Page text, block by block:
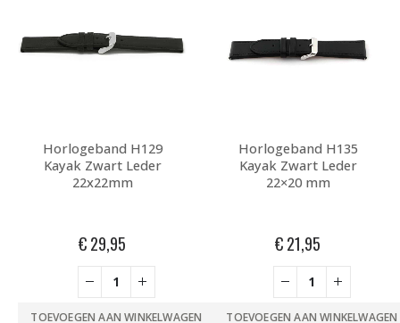
Horlogeband H129
Kayak Zwart Leder
22x22mm
€29,95
TOEVOEGEN AAN WINKELWAGEN
Horlogeband H135
Kayak Zwart Leder
22×20 mm
€21,95
TOEVOEGEN AAN WINKELWAGEN